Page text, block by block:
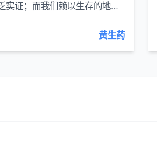
实证；而我们赖以生存的地
黄生药